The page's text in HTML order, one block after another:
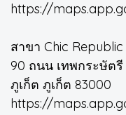
https://
สาขา Chic Republic
90 ถนน เทพกระษัตรี
ภูเก็ต ภูเก็ต 83000
https://